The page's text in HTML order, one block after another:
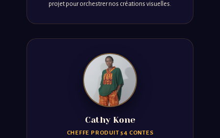
projet pour orchestrer nos créations visuelles.
Cathy Kone
CHEFFE PRODUIT 54 CONTES